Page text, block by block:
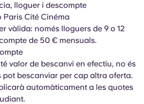
Català
Deutsch
Italian
French
lloguer i descompte
Paris Cité Cinéma
vàlida: només lloguers de 9 o 12
de 50 € mensuals.
valor de bescanvi en efectiu, no és
pot bescanviar per cap altra oferta.
automàticament a les quotes